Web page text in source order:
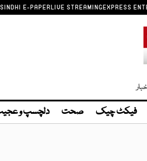
SINDHI E-PAPERLIVE STREAMINGEXPRESS
فیکٹ چیک صحت دلچسپ و